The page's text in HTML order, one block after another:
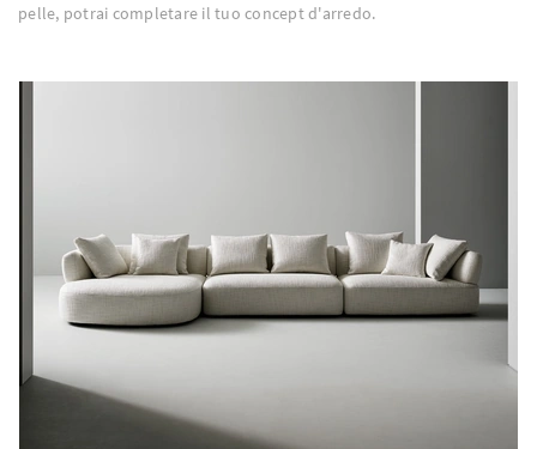
pelle, potrai completare il tuo concept d'arredo.